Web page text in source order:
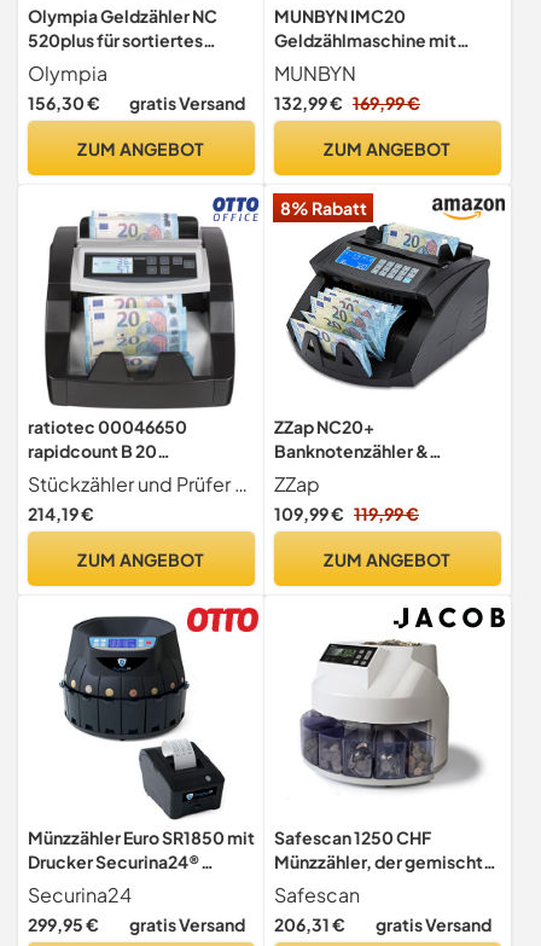
Olympia Geldzähler NC
520plus für sortiertes
Zählen Prüfung der
Geldscheine auf UV- und
MG Stückzähler
Olympia
156,30 € gratis Versand
ZUM ANGEBOT
MUNBYN IMC20
Geldzählmaschine mit
Einzelwährung, ERT der
Währung kann Nicht
automatisch erkannt
UV/MG/IR/MT
EUR, Addieren/Batch-
Modus, LED-Außenanzeige
MUNBYN
132,99 € 169,99 €
ZUM ANGEBOT
ratiotec 00046650
rapidcount B 20
Banknotenzählmaschine
mit UV Prüfung, único
Stückzähler und Prüfer - Zählt sortierte Banknoten
214,19 €
ZUM ANGEBOT
8% Rabatt
ZZap NC20+
Banknotenzähler &
Falschgeld-Detektor -
Banknotenzählmaschine
Geldzählmaschine
ZZap
109,99 € 119,99 €
ZUM ANGEBOT
Münzzähler Euro SR1850 mit
Drucker Securina24®
(schwarz mit Drucker)
Securina24
299,95 € gratis Versand
Safescan 1250 CHF
Münzzähler, der gemischte
Schweizer Franken-
Münzen schnell zählt +
sortiert - Münzsortierer,
Safescan
206,31 € gratis Versand